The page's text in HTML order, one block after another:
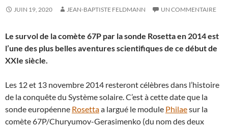
JUIN 19, 2020 JEAN-BAPTISTE FELDMANN UN COMMENTAIRE
Le survol de la comète 67P par la sonde Rosetta en 2014 est
l’une des plus belles aventures scientifiques de ce début de
XXIe siècle.
Les 12 et 13 novembre 2014 resteront célèbres dans l’histoire
de la conquête du Système solaire. C’est à cette date que la
sonde européenne Rosettaa largué le module Philaesur la
comète 67P/Churyumov-Gerasimenko (du nom des deux